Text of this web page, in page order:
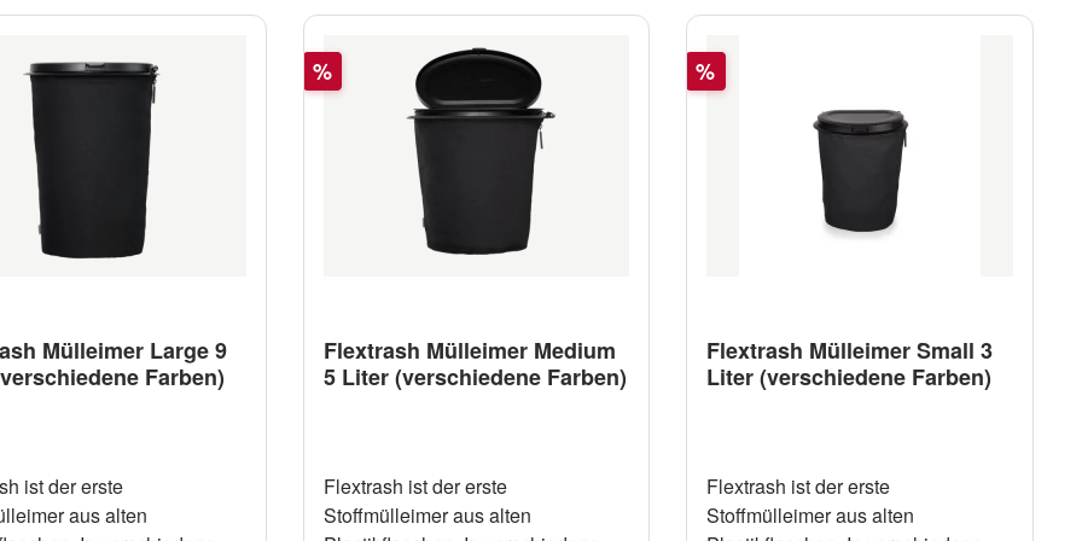
Packung (30 Stück) Inhalt 3 L
Mülleimer Large 9
Farben)
ist der erste
aus alten
Rabatt
%
Flextrash Mülleimer Medium
5 Liter (verschiedene Farben)
Flextrash ist der erste
Stoffmülleimer aus alten
Rabatt
%
Flextrash Mülleimer Small 3
Liter (verschiedene Farben)
Flextrash ist der erste
Stoffmülleimer aus alten